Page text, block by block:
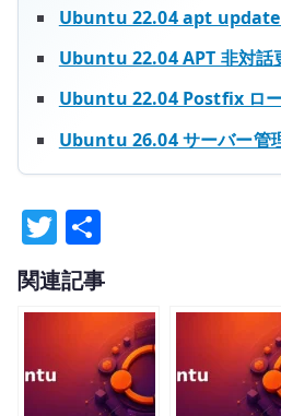
Ubuntu 22.04 apt
Ubuntu 22.04 APT 非対話
Ubuntu 22.04 Postfix ロ
Ubuntu 26.04 サーバー管
T
w
it
r
有
関連記事